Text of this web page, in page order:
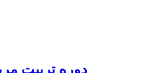
دوره تربیت